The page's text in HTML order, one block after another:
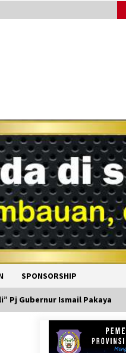
SPONSORSHIP
Pj Gubernur Ismail Pakaya